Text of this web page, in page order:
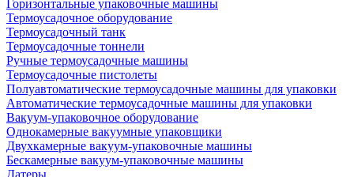
Горизонтальные упаковочные машины
Термоусадочное оборудование
Термоусадочный танк
Термоусадочные тоннели
Ручные термоусадочные машины
Термоусадочные пистолеты
Полуавтоматические термоусадочные машины для упаковки
Автоматические термоусадочные машины для упаковки
Вакуум-упаковочное оборудование
Однокамерные вакуумные упаковщики
Двухкамерные вакуум-упаковочные машины
Бескамерные вакуум-упаковочные машины
Датеры